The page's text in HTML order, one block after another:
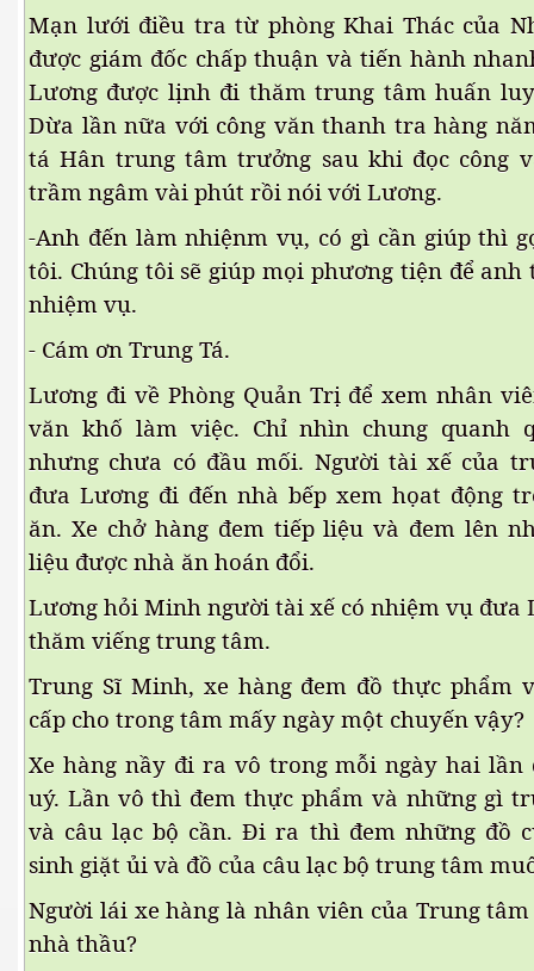
Mạn lưới điều tra từ phòng Khai Thác của
được giám đốc chấp thuận và tiến hành
Lương được lịnh đi thăm trung tâm huấn
Dừa lần nữa với công văn thanh tra hàng
tá Hân trung tâm trưởng sau khi đọc công
trầm ngâm vài phút rồi nói với Lương.
-Anh đến làm nhiệnm vụ, có gì cần giúp thì
tôi. Chúng tôi sẽ giúp mọi phương tiện để
nhiệm vụ.
- Cám ơn Trung Tá.
Lương đi về Phòng Quản Trị để xem nhân
văn khố làm việc. Chỉ nhìn chung quanh
nhưng chưa có đầu mối. Người tài xế của
đưa Lương đi đến nhà bếp xem họat động
ăn. Xe chở hàng đem tiếp liệu và đem lên
liệu được nhà ăn hoán đổi.
Lương hỏi Minh người tài xế có nhiệm vụ đưa
thăm viếng trung tâm.
Trung Sĩ Minh, xe hàng đem đồ thực phẩm
cấp cho trong tâm mấy ngày một chuyến vậy?
Xe hàng nầy đi ra vô trong mỗi ngày hai lần
uý. Lần vô thì đem thực phẩm và những gì
và câu lạc bộ cần. Đi ra thì đem những đồ
sinh giặt ủi và đồ của câu lạc bộ trung tâm
Người lái xe hàng là nhân viên của Trung
nhà thầu?
25
26
27
28
29